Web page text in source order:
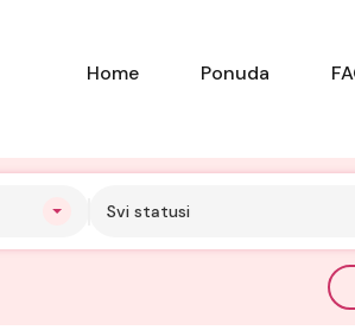
Home Ponuda
Svi statusi